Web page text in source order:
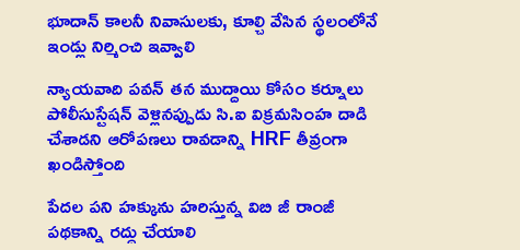
భూదాన్ కాలనీ నివాసులకు, కూల్చి వేసిన స్థలంలోనే
ఇండ్లు నిర్మించి ఇవ్వాలి
న్యాయవాది పవన్ తన ముద్దాయి కోసం కర్నూలు
పోలీసుస్టేషన్ వెళ్లినప్పుడు సి.ఐ విక్రమసింహ దాడి
చేశాడని ఆరోపణలు రావడాన్ని HRF తీవ్రంగా
ఖండిస్తోంది
పేదల పని హక్కును హరిస్తున్న విబి జీ రాంజీ
పథకాన్ని రద్దు చేయాలి